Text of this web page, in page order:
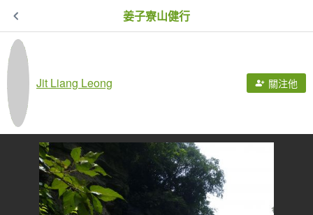
姜子寮山健行
Jit Liang Leong 關注他